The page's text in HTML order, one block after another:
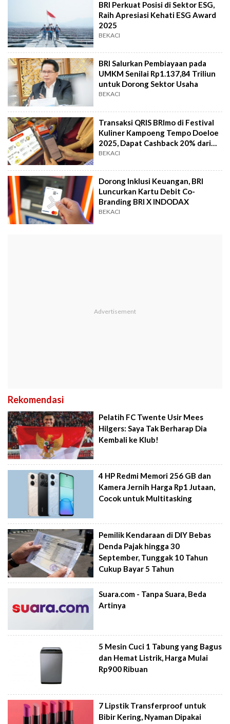
BRI Perkuat Posisi di Sektor ESG,
Raih Apresiasi Kehati ESG Award
2025
BEKACI
BRI Salurkan Pembiayaan pada
UMKM Senilai Rp1.137,84 Triliun
untuk Dorong Sektor Usaha
BEKACI
Transaksi QRIS BRImo di Festival
Kuliner Kampoeng Tempo Doeloe
2025, Dapat Cashback 20% dari
BRI
BEKACI
Dorong Inklusi Keuangan, BRI
Luncurkan Kartu Debit Co-
Branding BRI X INDODAX
BEKACI
Rekomendasi
Pelatih FC Twente Usir Mees
Hilgers: Saya Tak Berharap Dia
Kembali ke Klub!
4 HP Redmi Memori 256 GB dan
Kamera Jernih Harga Rp1 Jutaan,
Cocok untuk Multitasking
Pemilik Kendaraan di DIY Bebas
Denda Pajak hingga 30
September, Tunggak 10 Tahun
Cukup Bayar 5 Tahun
Suara.com - Tanpa Suara, Beda
Artinya
5 Mesin Cuci 1 Tabung yang Bagus
dan Hemat Listrik, Harga Mulai
Rp900 Ribuan
7 Lipstik Transferproof untuk
Bibir Kering, Nyaman Dipakai